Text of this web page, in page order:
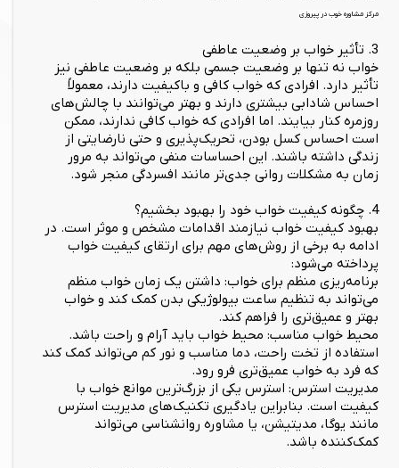
مرکز مشاوره خوب در پیروزی
3. تأثیر خواب بر وضعیت عاطفی
خواب نه تنها بر وضعیت جسمی بلکه بر وضعیت عاطفی نیز
تأثیر دارد. افرادی که خواب کافی و باکیفیت دارند، معمولاً
احساس شادابی بیشتری دارند و بهتر می‌توانند با چالش‌های
روزمره کنار بیایند. اما افرادی که خواب کافی ندارند، ممکن
است احساس کسل بودن، تحریک‌پذیری و حتی نارضایتی از
زندگی داشته باشند. این احساسات منفی می‌تواند به مرور
زمان به مشکلات روانی جدی‌تر مانند افسردگی منجر شود.
4. چگونه کیفیت خواب خود را بهبود بخشیم؟
بهبود کیفیت خواب نیازمند اقدامات مشخص و موثر است. در
ادامه به برخی از روش‌های مهم برای ارتقای کیفیت خواب
پرداخته می‌شود:
برنامه‌ریزی منظم برای خواب: داشتن یک زمان خواب منظم
می‌تواند به تنظیم ساعت بیولوژیکی بدن کمک کند و خواب
بهتر و عمیق‌تری را فراهم کند.
محیط خواب مناسب: محیط خواب باید آرام و راحت باشد.
استفاده از تخت راحت، دما مناسب و نور کم می‌تواند کمک کند
که فرد به خواب عمیق‌تری فرو رود.
مدیریت استرس: استرس یکی از بزرگ‌ترین موانع خواب با
کیفیت است. بنابراین یادگیری تکنیک‌های مدیریت استرس
مانند یوگا، مدیتیشن، یا مشاوره روانشناسی می‌تواند
کمک‌کننده باشد.